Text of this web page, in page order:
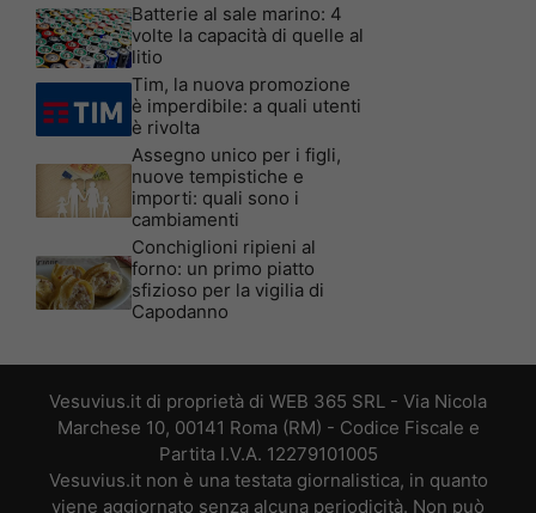
Batterie al sale marino: 4
volte la capacità di quelle al
litio
Tim, la nuova promozione
è imperdibile: a quali utenti
è rivolta
Assegno unico per i figli,
nuove tempistiche e
importi: quali sono i
cambiamenti
Conchiglioni ripieni al
forno: un primo piatto
sfizioso per la vigilia di
Capodanno
Vesuvius.it di proprietà di WEB 365 SRL - Via Nicola
Marchese 10, 00141 Roma (RM) - Codice Fiscale e
Partita I.V.A. 12279101005
Vesuvius.it non è una testata giornalistica, in quanto
viene aggiornato senza alcuna periodicità. Non può